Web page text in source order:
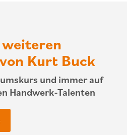
Kurt Buck
und immer auf
Handwerk-Talenten